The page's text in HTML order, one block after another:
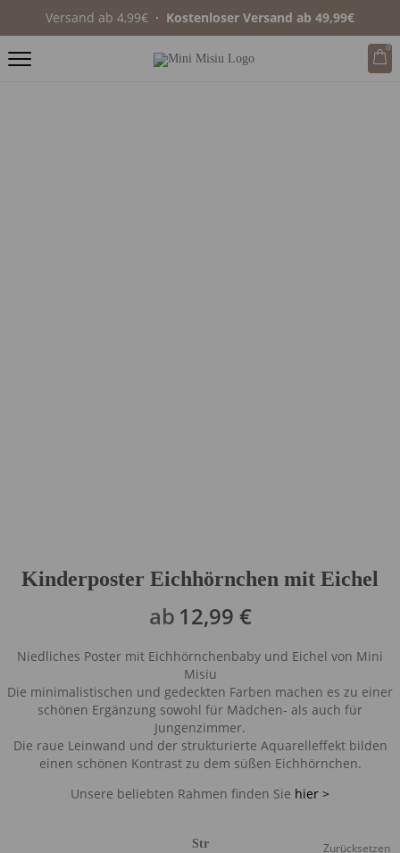
Versand ab 4,99€ ∙ Kostenloser Versand ab 49,99€
0
Kinderposter Eichhörnchen mit Eichel
ab 12,99 €
Niedliches Poster mit Eichhörnchenbaby und Eichel von Mini
Misiu
Die minimalistischen und gedeckten Farben machen es zu einer
schönen Ergänzung sowohl für Mädchen- als auch für
Jungenzimmer.
Die raue Leinwand und der strukturierte Aquarelleffekt bilden
einen schönen Kontrast zu dem süßen Eichhörnchen.
Unsere beliebten Rahmen finden Sie hier >
Str Zurücksetzen